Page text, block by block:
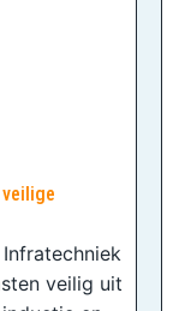
veilig uit